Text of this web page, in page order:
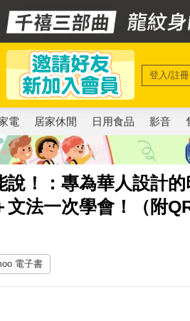
登入/註冊
電 居家休閒 日用食品 影音
說！：專為華人設計
法一次學會！（附
電子書